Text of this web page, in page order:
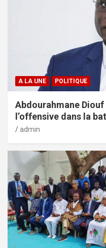
A LA UNE POLITIQUE
Abdourahmane
l’offensive dans la
admin